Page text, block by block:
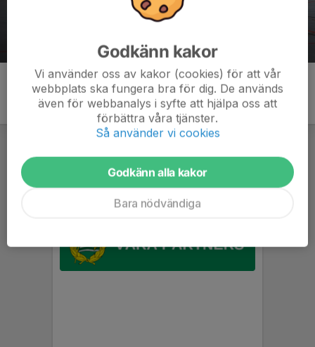
Godkänn kakor
Vi använder oss av kakor (cookies) för att vår
webbplats ska fungera bra för dig. De används
även för webbanalys i syfte att hjälpa oss att
förbättra våra tjänster.
Så använder vi cookies
Godkänn alla kakor
Bara nödvändiga